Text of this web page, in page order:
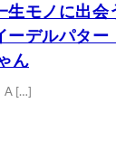
生モノに出会
ーデルパター
ん
A […]